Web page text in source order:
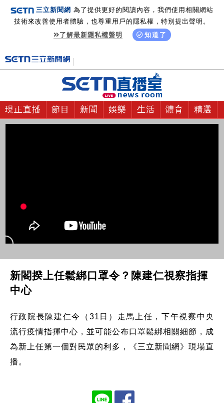
三立新聞網 為了提供更好的閱讀內容，我們使用相關網站
技術來改善使用者體驗，也尊重用戶的隱私權，特別提出聲明。
了解最新隱私權聲明
知道了
現正直播 節目 新聞 娛樂 生活 體育 精選
新閣揆上任鬆綁口罩令？陳建仁視察指揮
中心
行政院長陳建仁今（31日）走馬上任，下午視察中央
流行疫情指揮中心，並可能公布口罩鬆綁相關細節，成
為新上任第一個對民眾的利多，《三立新聞網》現場直
播。